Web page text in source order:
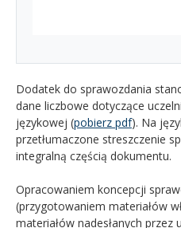
Dodatek do sprawozdania
dane liczbowe dotyczące
językowej (pobierz pdf). Na
przetłumaczone streszczenie
integralną częścią dokumentu.
Opracowaniem koncepcji
(przygotowaniem materiałów
materiałów nadesłanych przez